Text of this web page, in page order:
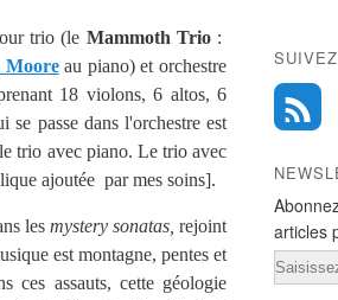
trio (le Mammoth Trio:
Mooreau piano) et orchestre
18 violons, 6 altos, 6
passe dans l'orchestre est
trio avec piano. Le trio avec
ajoutée par mes soins].
les mystery sonatas,rejoint
est montagne, pentes et
ces assauts, cette géologie
articles
Email